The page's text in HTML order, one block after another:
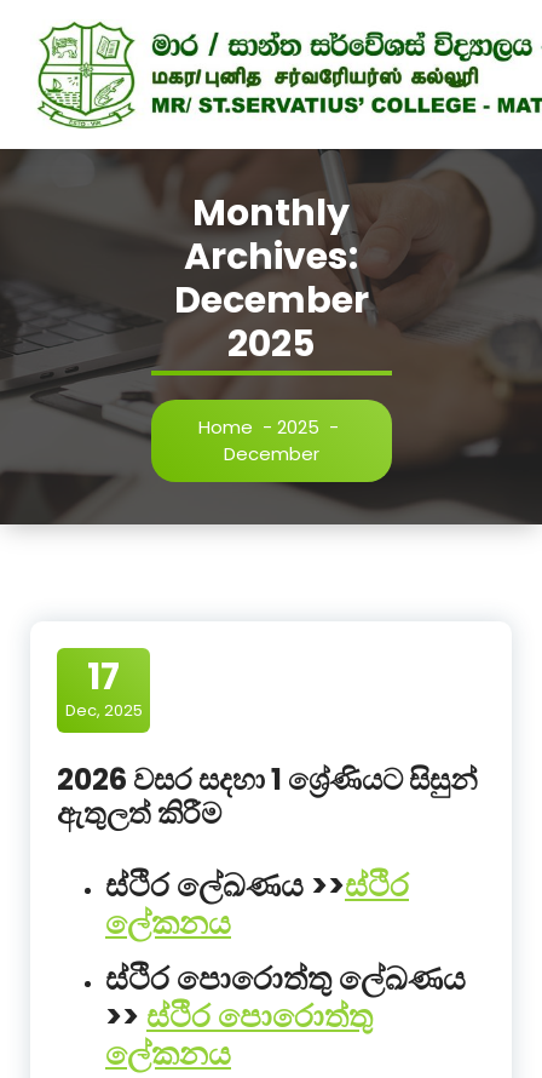
content
Monthly
Archives:
December
2025
Home - 2025 -
December
17
Dec, 2025
2026 වසර සදහා 1 ශ්‍රේණියට සිසුන්
ඇතුලත් කිරීම
ස්ථිර ලේඛණය >>ස්ථිර
ලේකනය
ස්ථිර පොරොත්තු ලේඛණය
>> ස්ථිර පොරොත්තු
ලේකනය